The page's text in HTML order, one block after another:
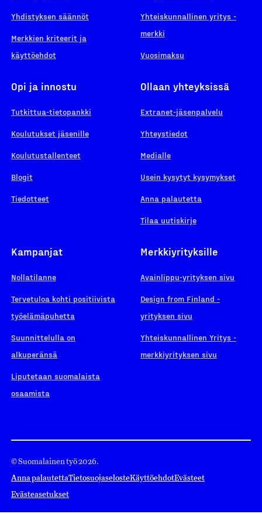
Yhdistyksen säännöt
Merkkien kriteerit ja
käyttöehdot
Yhteiskunnallinen yritys -
merkki
Vuosimaksu
Opi ja innostu
Tutkittua-tietopankki
Koulutukset jäsenille
Koulutustallenteet
Blogit
Tiedotteet
Ollaan yhteyksissä
Extranet-jäsenpalvelu
Yhteystiedot
Medialle
Usein kysytyt kysymykset
Anna palautetta
Tilaa uutiskirje
Kampanjat
Nollatilanne
Tervetuloa kohti positiivista
työelämäpuhetta
Suunnittelulla on
alkuperänsä
Liputetaan suomalaista
osaamista
Merkkiyrityksille
Avainlippu-yrityksen sivu
Design from Finland -
yrityksen sivu
Yhteiskunnallinen Yritys -
merkkiyrityksen sivu
© Suomalainen työ 2026.
Anna palautettaTietosuojaselosteKäyttöehdotEvästeet
Evästeasetukset